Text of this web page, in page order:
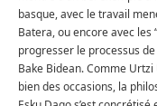
basque, avec le travail
Batera, ou encore avec
progresser le processus
Bake Bidean. Comme
bien des occasions, la